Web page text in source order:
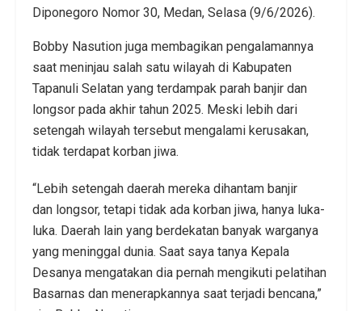
Diponegoro Nomor 30, Medan, Selasa (9/6/2026).
Bobby Nasution juga membagikan pengalamannya
saat meninjau salah satu wilayah di Kabupaten
Tapanuli Selatan yang terdampak parah banjir dan
longsor pada akhir tahun 2025. Meski lebih dari
setengah wilayah tersebut mengalami kerusakan,
tidak terdapat korban jiwa.
“Lebih setengah daerah mereka dihantam banjir
dan longsor, tetapi tidak ada korban jiwa, hanya luka-
luka. Daerah lain yang berdekatan banyak warganya
yang meninggal dunia. Saat saya tanya Kepala
Desanya mengatakan dia pernah mengikuti pelatihan
Basarnas dan menerapkannya saat terjadi bencana,”